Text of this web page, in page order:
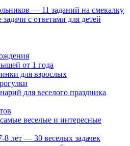
— 11 заданий на смекалку
с ответами для детей
от 1 года
для взрослых
для веселого праздника
веселые и интересные
8 лет — 30 веселых задачек